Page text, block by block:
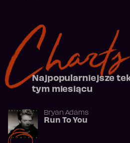
Charts
Najpopularniejsze
tym miesiącu
Bryan Adams
Run To You